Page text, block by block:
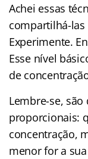
Achei essas
compartilhá-las
Experimente.
Esse nível
de
Lembre-se,
proporcionais:
concentração,
menor for a